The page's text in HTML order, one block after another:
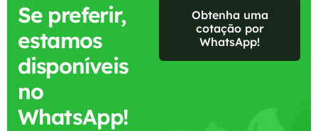
Se preferir,
estamos
disponíveis
no
WhatsApp!
Obtenha uma
cotação por
WhatsApp!